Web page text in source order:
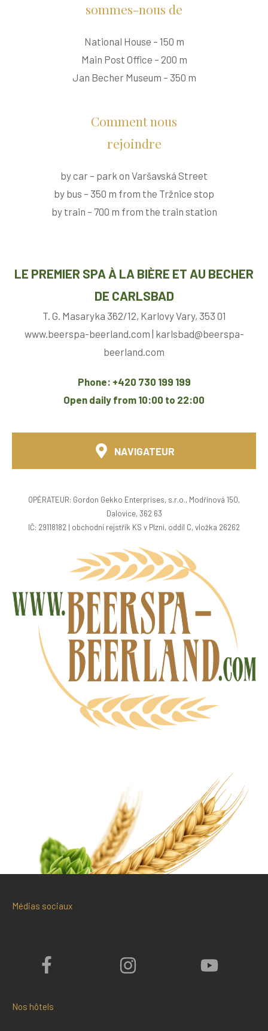
sommes-nous de
National House – 150 m
Main Post Office – 200 m
Jan Becher Museum – 350 m
Comment nous
rejoindre
by car – park on Varšavská Street
by bus – 350 m from the Tržnice stop
by train – 700 m from the train station
LE PREMIER SPA À LA BIÈRE ET AU BECHER
DE CARLSBAD
T. G. Masaryka 362/12, Karlovy Vary, 353 01
www.beerspa-beerland.com | karlsbad@beerspa-
beerland.com
Phone: +420 730 199 199
Open daily from 10:00 to 22:00
NAVIGATEUR
OPÉRATEUR: Gordon Gekko Enterprises, s.r.o., Modřínová 150,
Dalovice, 362 63
IČ: 29118182 | obchodní rejstřík KS v Plzni, oddíl C, vložka 26262
Médias sociaux
Nos hôtels